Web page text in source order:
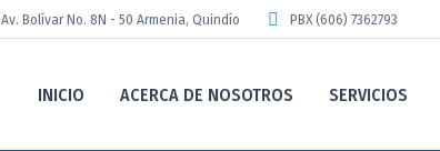
Av. Bolívar No. 8N - 50 Armenia, Quindío PBX (606) 7362793
INICIO ACERCA DE NOSOTROS SERVICIOS